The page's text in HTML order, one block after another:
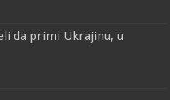
da primi Ukrajinu, u